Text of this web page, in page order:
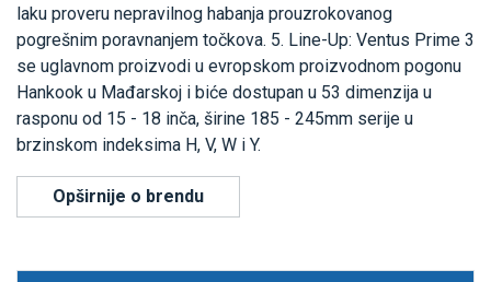
laku proveru nepravilnog habanja prouzrokovanog
pogrešnim poravnanjem točkova. 5. Line-Up: Ventus Prime 3
se uglavnom proizvodi u evropskom proizvodnom pogonu
Hankook u Mađarskoj i biće dostupan u 53 dimenzija u
rasponu od 15 - 18 inča, širine 185 - 245mm serije u
brzinskom indeksima H, V, W i Y.
Opširnije o brendu